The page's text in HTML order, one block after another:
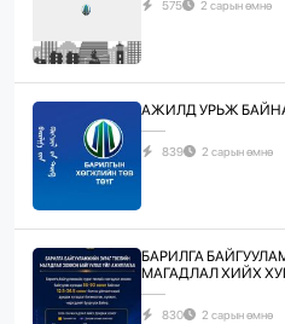
575 2 сарын өмнө
АЖИЛД УРЬЖ
839 2 сарын өмнө
БАРИЛГА
МАГАДЛАЛ ХИЙХ
830 2 сарын өмнө